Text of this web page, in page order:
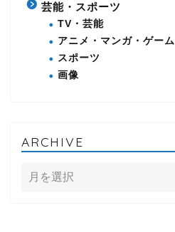
芸能・スポーツ
TV・芸能
アニメ・マンガ・ゲーム
スポーツ
画像
ARCHIVE